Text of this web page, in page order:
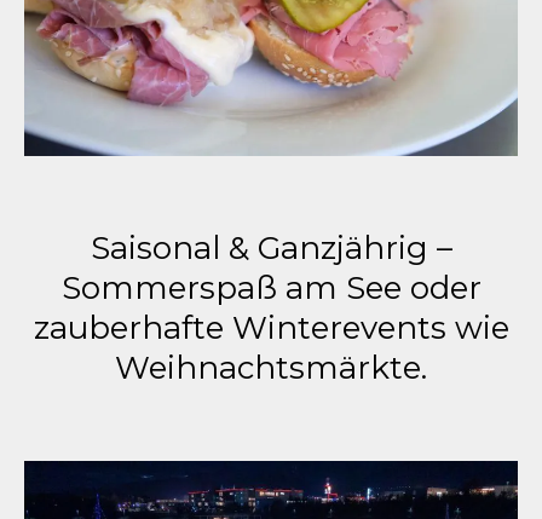
Saisonal & Ganzjährig –
Sommerspaß am See oder
zauberhafte Winterevents wie
Weihnachtsmärkte.